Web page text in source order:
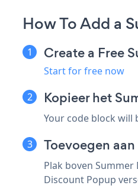
How To Add a
Create a Free
Start for free now
Kopieer het
Your code block will
Toevoegen
Plak boven
Discount Popup